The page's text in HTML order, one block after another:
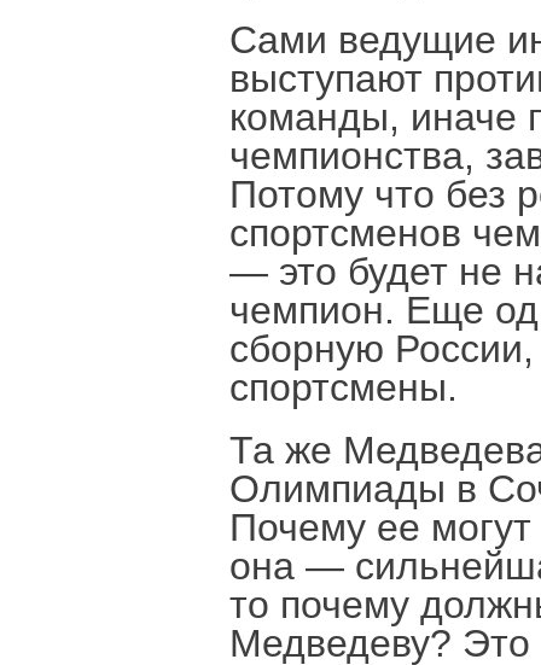
Сами ведущие
выступают
команды, иначе
чемпионства,
Потому что без
спортсменов
— это будет не
чемпион. Еще
сборную
спортсмены.
Та же
Олимпиады в
Почему ее
она —
то почему
Медведеву?